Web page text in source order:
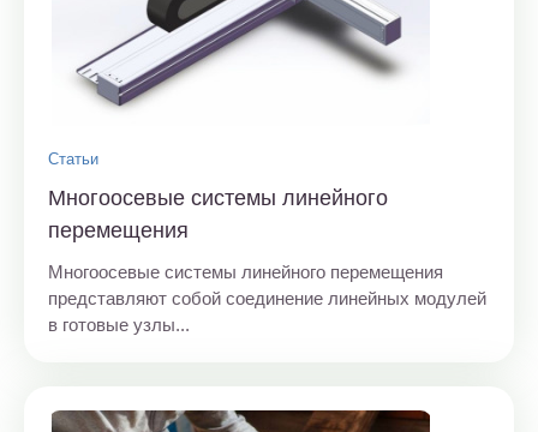
Статьи
Многоосевые системы линейного
перемещения
Многоосевые системы линейного перемещения
представляют собой соединение линейных модулей
в готовые узлы...